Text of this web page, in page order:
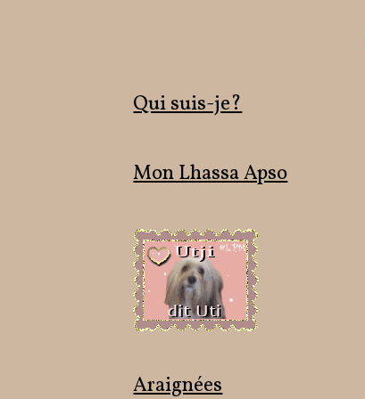
Qui suis-je?
Mon Lhassa Apso
Araignées